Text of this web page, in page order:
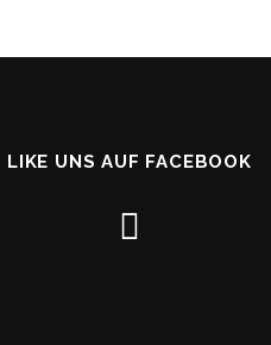
LIKE UNS AUF FACEBOOK